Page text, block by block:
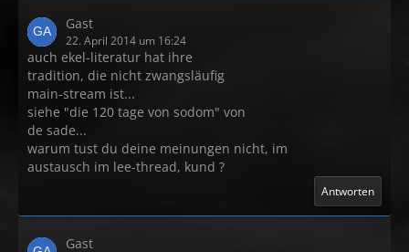
Gast
22. April 2014 um 16:24
auch ekel-literatur hat ihre
tradition, die nicht zwangsläufig
main-stream ist...
siehe "die 120 tage von sodom" von
de sade...
warum tust du deine meinungen nicht, im
austausch im lee-thread, kund ?
Antworten
Gast